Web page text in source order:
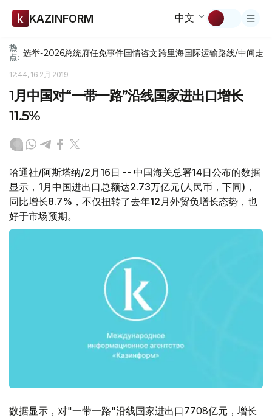
KAZINFORM 中文
热
点: 选举-2026总统府任免事件国情咨文跨里海国际运输路线/中间走廊
12:44, 16 2月 2019
1月中国对“一带一路”沿线国家进出口增长
11.5%
哈通社/阿斯塔纳/2月16日 -- 中国海关总署14日公布的数据
显示，1月中国进出口总额达2.73万亿元(人民币，下同)，
同比增长8.7%，不仅扭转了去年12月外贸负增长态势，也
好于市场预期。
数据显示，对"一带一路"沿线国家进出口7708亿元，增长